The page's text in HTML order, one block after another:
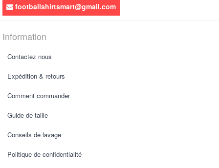
footballshirtsmart@gmail.com
Information
Contactez nous
Expédition & retours
Comment commander
Guide de taille
Conseils de lavage
Politique de confidentialité